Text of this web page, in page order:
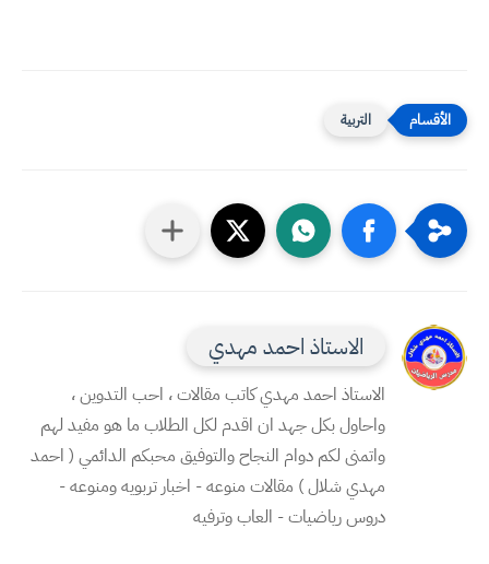
التربية
الاستاذ احمد مهدي
الاستاذ احمد مهدي كاتب مقالات ، احب التدوين ،
واحاول بكل جهد ان اقدم لكل الطلاب ما هو مفيد لهم
واتمنى لكم دوام النجاح والتوفيق محبكم الدائمي ( احمد
مهدي شلال ) مقالات منوعه - اخبار تربويه ومنوعه -
دروس رياضيات - العاب وترفيه